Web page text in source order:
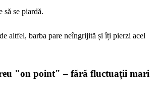
să se piardă.
altfel, barba pare neîngrijită și îți pierzi acel
"on point" – fără fluctuații mari